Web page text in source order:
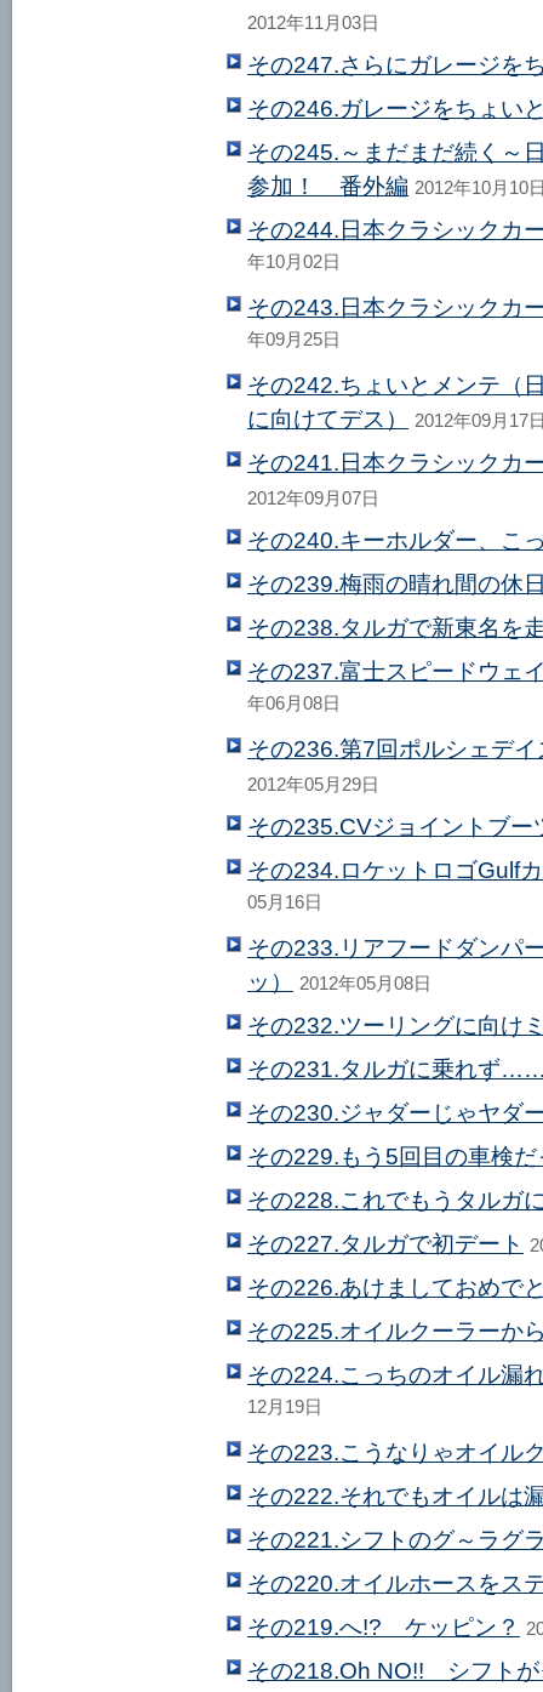
2012年11月03日
その247.さらにガレージを
その246.ガレージをちょい
その245.～まだまだ続く～
参加！ 番外編 2012年10月10
その244.日本クラシック
年10月02日
その243.日本クラシック
年09月25日
その242.ちょいとメンテ（
に向けてデス）
2012年09月17
その241.日本クラシックカ
2012年09月07日
その240.キーホルダー、こ
その239.梅雨の晴れ間の休
その238.タルガで新東名を
その237.富士スピードウェ
年06月08日
その236.第7回ポルシェデ
2012年05月29日
その235.CVジョイントブー
その234.ロケットロゴGulf
05月16日
その233.リアフードダンパ
ッ）
2012年05月08日
その232.ツーリングに向け
その231.タルガに乗れず
その230.ジャダーじゃヤダ
その229.もう5回目の車検だ
その228.これでもうタルガ
その227.タルガで初デート
その226.あけましておめで
その225.オイルクーラーか
その224.こっちのオイル漏
12月19日
その223.こうなりゃオイル
その222.それでもオイルは
その221.シフトのグ～ラグ
その220.オイルホースをス
その219.へ!? ケッピン？
その218.Oh NO!! シフトが